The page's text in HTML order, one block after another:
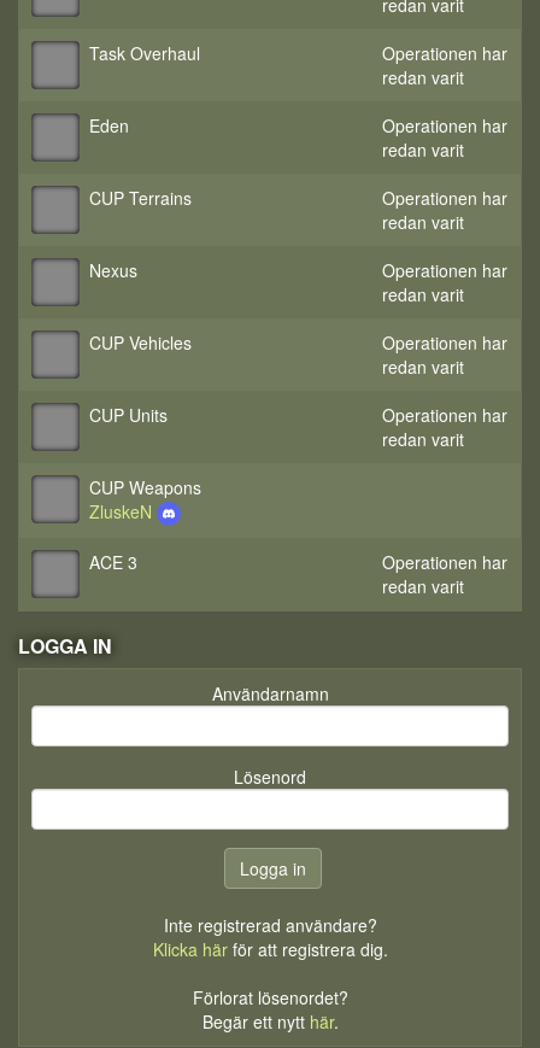
redan varit
Task Overhaul
Operationen har
redan varit
Eden
Operationen har
redan varit
CUP Terrains
Operationen har
redan varit
Nexus
Operationen har
redan varit
CUP Vehicles
Operationen har
redan varit
CUP Units
Operationen har
redan varit
CUP Weapons
ZluskeN
ACE 3
Operationen har
redan varit
LOGGA IN
Användarnamn
Lösenord
Inte registrerad användare?
Klicka härför att registrera dig.
Förlorat lösenordet?
Begär ett nytt här.